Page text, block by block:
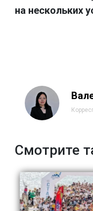
на нескольких
Смотрите